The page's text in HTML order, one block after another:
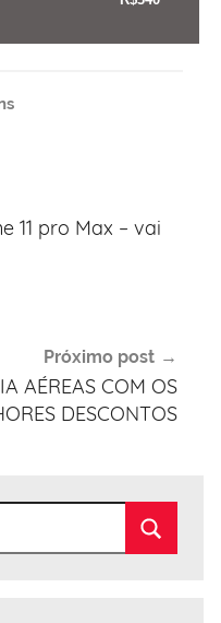
11 pro Max – vai
Próximo post
AÉREAS COM OS
DESCONTOS